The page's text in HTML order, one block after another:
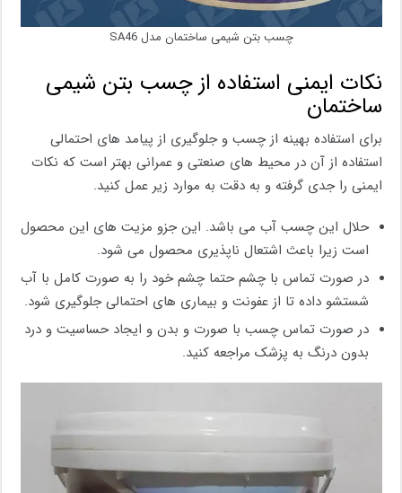
چسب بتن شیمی ساختمان مدل SA46
نکات ایمنی استفاده از چسب بتن شیمی
ساختمان
برای استفاده بهینه از چسب و جلوگیری از پیامد های احتمالی
استفاده از آن در محیط های صنعتی و عمرانی بهتر است که نکات
ایمنی را جدی گرفته و به دقت به موارد زیر عمل کنید.
حلال این چسب آب می باشد. این جزو مزیت های این محصول
است زیرا باعث اشتعال ناپذیری محصول می شود.
در صورت تماس با چشم حتما چشم خود را به صورت کامل با آب
شستشو داده تا از عفونت و بیماری های احتمالی جلوگیری شود.
در صورت تماس چسب با صورت و بدن و ایجاد حساسیت و درد
بدون درنگ به پزشک مراجعه کنید.